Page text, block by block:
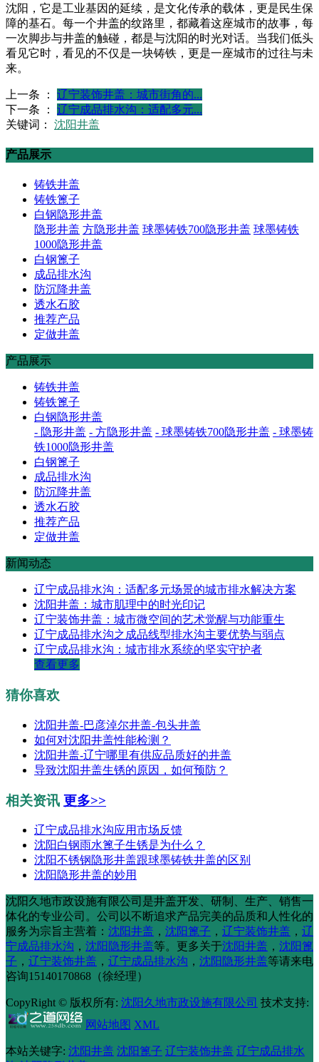
沈阳，它是工业基因的延续，是文化传承的载体，更是民生保
障的基石。每一个井盖的纹路里，都藏着这座城市的故事，每
一次脚步与井盖的触碰，都是与沈阳的时光对话。当我们低头
看见它时，看见的不仅是一块铸铁，更是一座城市的过往与未
来。
上一条 ：
辽宁装饰井盖：城市街角的...
下一条 ：
辽宁成品排水沟：适配多元...
关键词： 沈阳井盖
产品展示
铸铁井盖
铸铁篦子
白钢隐形井盖
隐形井盖 方隐形井盖 球墨铸铁700隐形井盖 球墨铸铁
1000隐形井盖
白钢篦子
成品排水沟
防沉降井盖
透水石胶
推荐产品
定做井盖
产品展示
铸铁井盖
铸铁篦子
白钢隐形井盖
- 隐形井盖 - 方隐形井盖 - 球墨铸铁700隐形井盖 - 球墨铸
铁1000隐形井盖
白钢篦子
成品排水沟
防沉降井盖
透水石胶
推荐产品
定做井盖
新闻动态
辽宁成品排水沟：适配多元场景的城市排水解决方案
沈阳井盖：城市肌理中的时光印记
辽宁装饰井盖：城市微空间的艺术觉醒与功能重生
辽宁成品排水沟之成品线型排水沟主要优势与弱点
辽宁成品排水沟：城市排水系统的坚实守护者
查看更多
猜你喜欢
沈阳井盖-巴彦淖尔井盖-包头井盖
如何对沈阳井盖性能检测？
沈阳井盖-辽宁哪里有供应品质好的井盖
导致沈阳井盖生锈的原因，如何预防？
相关资讯 更多>>
辽宁成品排水沟应用市场反馈
沈阳白钢雨水篦子生锈是为什么？
沈阳不锈钢隐形井盖跟球墨铸铁井盖的区别
沈阳隐形井盖的妙用
沈阳久地市政设施有限公司是井盖开发、研制、生产、销售一
体化的专业公司。公司以不断追求产品完美的品质和人性化的
服务为宗旨主营着： 沈阳井盖 ， 沈阳篦子 ， 辽宁装饰井盖 ， 辽
宁成品排水沟 ， 沈阳隐形井盖等。更多关于沈阳井盖 ， 沈阳篦
子 ， 辽宁装饰井盖 ， 辽宁成品排水沟 ， 沈阳隐形井盖等请来电
咨询15140170868（徐经理）
CopyRight © 版权所有: 沈阳久地市政设施有限公司 技术支持:
网站地图 XML
本站关键字: 沈阳井盖 沈阳篦子 辽宁装饰井盖 辽宁成品排水